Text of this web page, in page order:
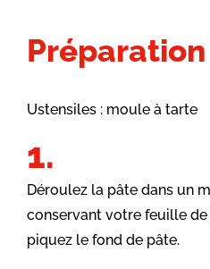
Préparation
Ustensiles : moule à tarte
Déroulez la pâte dans un
conservant votre feuille
piquez le fond de pâte.